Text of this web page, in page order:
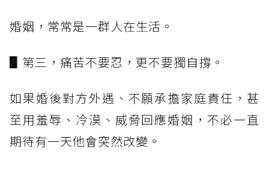
婚姻，常常是一群人在生活。
▋第三，痛苦不要忍，更不要獨自撐。
如果婚後對方外遇、不願承擔家庭責任，甚
至用羞辱、冷漠、威脅回應婚姻，不必一直
期待有一天他會突然改變。